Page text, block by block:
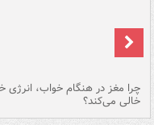
چرا مغز در هنگام خواب، انرژی
خالی می‌کند؟